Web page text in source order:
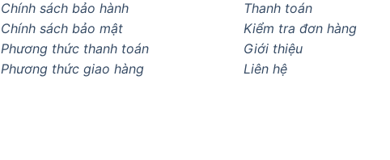
Chính sách bảo hành
Chính sách bảo mật
Phương thức thanh toán
Phương thức giao hàng
Thanh toán
Kiểm tra đơn hàng
Giới thiệu
Liên hệ